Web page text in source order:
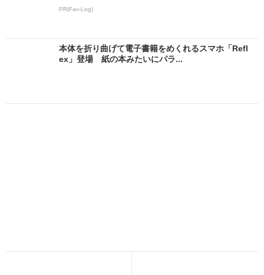
PR(Fav-Log)
本体を折り曲げて電子書籍をめくれるスマホ「Refl
ex」登場 紙の本みたいにパラ...